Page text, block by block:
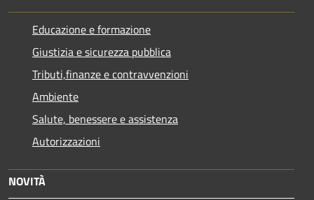
Educazione e formazione
Giustizia e sicurezza pubblica
Tributi,finanze e contravvenzioni
Ambiente
Salute, benessere e assistenza
Autorizzazioni
NOVITÀ